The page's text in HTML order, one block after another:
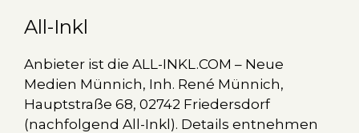
All-Inkl
Anbieter ist die ALL-INKL.COM – Neue
Medien Münnich, Inh. René Münnich,
Hauptstraße 68, 02742 Friedersdorf
(nachfolgend All-Inkl). Details entnehmen